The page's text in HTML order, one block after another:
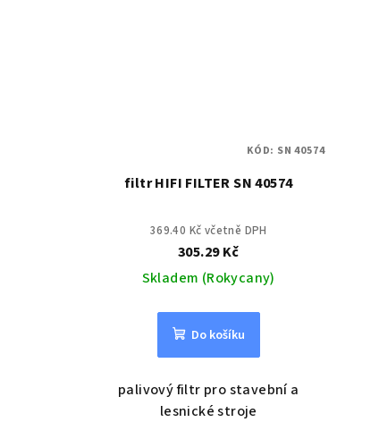
filtr HIFI FILTER SN 40574
369.40 Kč včetně DPH
305.29 Kč
Skladem (Rokycany)
Do košíku
palivový filtr pro stavební a
lesnické stroje
KÓD: SN 40574